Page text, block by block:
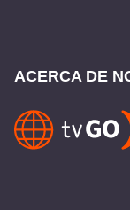
ACERCA DE